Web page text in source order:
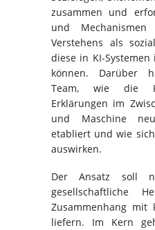
zusammen und
und
Verstehens als
diese in KI-
können. Darüber
Team, wie die
Erklärungen im
und Maschine
etabliert und wie
auswirken.
Der Ansatz soll
gesellschaftliche
Zusammenhang mit
liefern. Im Kern